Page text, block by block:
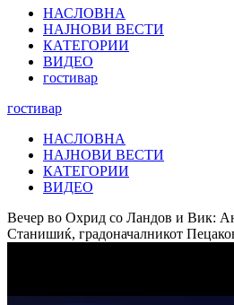
НАСЛОВНА
НАЈНОВИ ВЕСТИ
КАТЕГОРИИ
ВИДЕО
гостивар
гостивар
НАСЛОВНА
НАЈНОВИ ВЕСТИ
КАТЕГОРИИ
ВИДЕО
Вечер во Охрид со Ландов и Вик:
Станишиќ, градоначалникот